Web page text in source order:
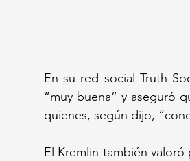
En su red social Truth
“muy buena” y aseguró
quienes, según dijo,
El Kremlin también